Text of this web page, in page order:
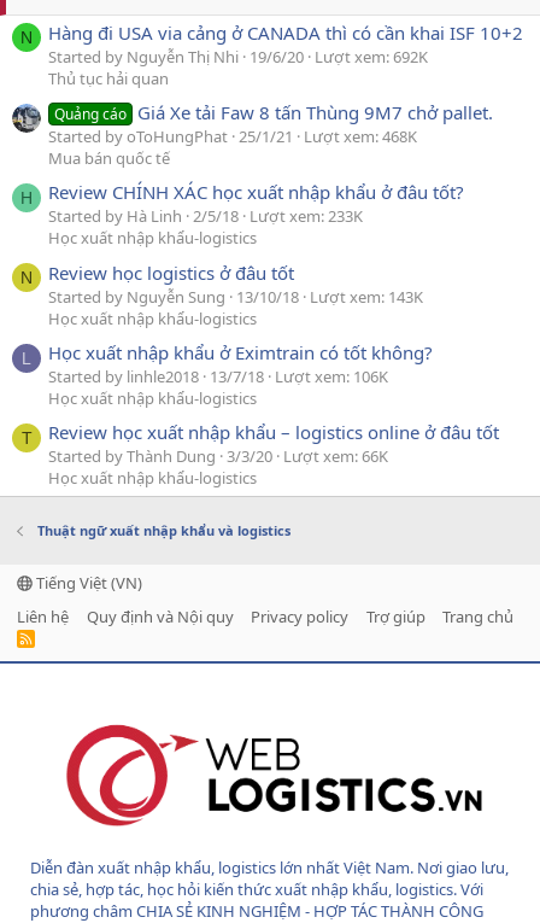
N Hàng đi USA via cảng ở CANADA thì có cần khai ISF 10+2
Started by Nguyễn Thị Nhi 19/6/20 Lượt xem: 692K
Thủ tục hải quan
Quảng cáo Giá Xe tải Faw 8 tấn Thùng 9M7 chở pallet.
Started by oToHungPhat 25/1/21
Lượt xem: 468K
Mua bán quốc tế
H Review CHÍNH XÁC học xuất nhập khẩu ở đâu tốt?
Started by Hà Linh 2/5/18 Lượt xem: 233K
Học xuất nhập khẩu-logistics
N Review học logistics ở đâu tốt
Started by Nguyễn Sung 13/10/18 Lượt xem: 143K
Học xuất nhập khẩu-logistics
L Học xuất nhập khẩu ở Eximtrain có tốt không?
Started by linhle2018 13/7/18 Lượt xem: 106K
Học xuất nhập khẩu-logistics
T Review học xuất nhập khẩu – logistics online ở đâu tốt
Started by Thành Dung 3/3/20 Lượt xem: 66K
Học xuất nhập khẩu-logistics
Thuật ngữ xuất nhập khẩu và logistics
Tiếng Việt (VN)
Liên hệ
Quy định và Nội quy Privacy policy Trợ giúp Trang chủ
R
Diễn đàn xuất nhập khẩu, logistics lớn nhất Việt Nam. Nơi giao lưu,
chia sẻ, hợp tác, học hỏi kiến thức xuất nhập khẩu, logistics. Với
phương châm CHIA SẺ KINH NGHIỆM - HỢP TÁC THÀNH CÔNG